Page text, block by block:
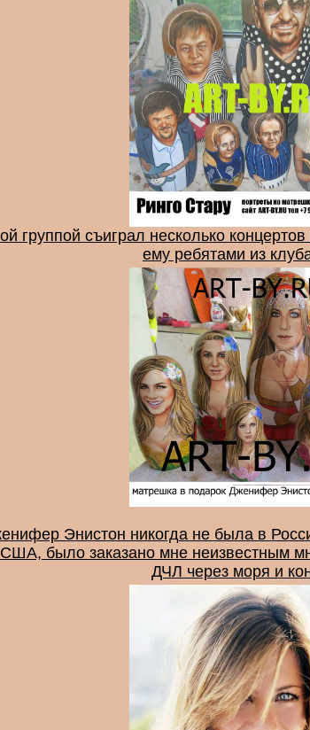
группой съиграл несколько
ему ребятами из
Энистон никогда не была в
США, было заказано мне
ДЧЛ через моря и